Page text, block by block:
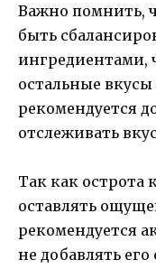
Важно помнить,
быть
ингредиентами,
остальные
рекомендуется
отслеживать
Так как острота
оставлять
рекомендуется
не добавлять